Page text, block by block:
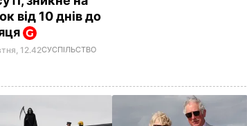
від 10 днів до
12.42СУСПІЛЬСТВО